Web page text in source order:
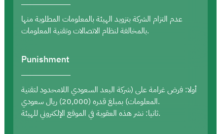
عدم التزام الشركة بتزويد الهيئة بالمعلومات المطلوبة منها
بالمخالفة لنظام الاتصالات وتقنية المعلومات.
Punishment
أولا: فرض غرامة على (شركة البعد السعودي اللامحدود لتقنية
المعلومات) بمبلغ قدره (20,000) ريال سعودي.
ثانيا: نشر هذه العقوبة في الموقع الإلكتروني للهيئة.